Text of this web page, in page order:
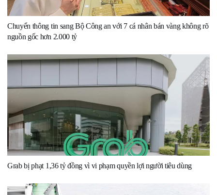
Chuyển thông tin sang Bộ Công an với 7 cá nhân bán vàng không rõ
nguồn gốc hơn 2.000 tỷ
Grab bị phạt 1,36 tỷ đồng vì vi phạm quyền lợi người tiêu dùng